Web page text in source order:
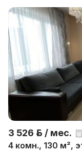
3 526 р. / мес.
4 комн., 130 м²,